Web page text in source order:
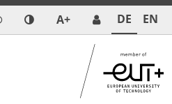
A+ DE EN